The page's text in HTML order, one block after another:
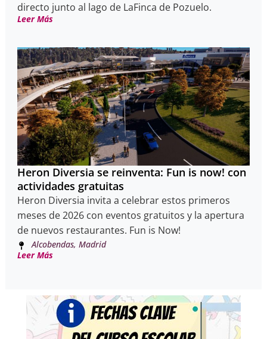
directo junto al lago de LaFinca de Pozuelo.
Leer Más
Heron Diversia se reinventa: Fun is now! con
actividades gratuitas
Heron Diversia invita a celebrar estos primeros
meses de 2026 con eventos gratuitos y la apertura
de nuevos restaurantes. Fun is Now!
Alcobendas, Madrid
Leer Más